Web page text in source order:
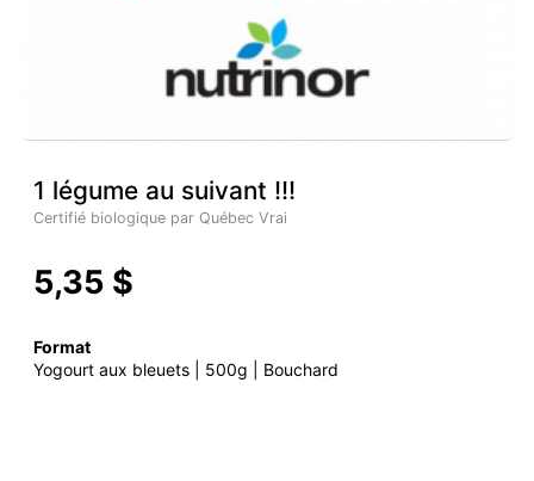
1 légume au suivant !!!
Certifié biologique par Québec Vrai
5,35 $
Format
Yogourt aux bleuets | 500g | Bouchard